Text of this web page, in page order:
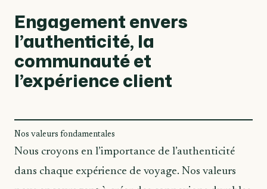
Engagement envers
l’authenticité, la
communauté et
l’expérience client
Nos valeurs fondamentales
Nous croyons en l’importance de l’authenticité
dans chaque expérience de voyage. Nos valeurs